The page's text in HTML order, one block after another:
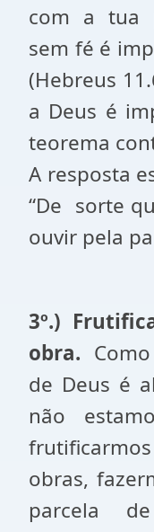
com a tua
sem fé é
(Hebreus
a Deus é
teorema
A resposta
“De sorte
ouvir pela
3º.)
obra.
de Deus é
não
obras,
parcela